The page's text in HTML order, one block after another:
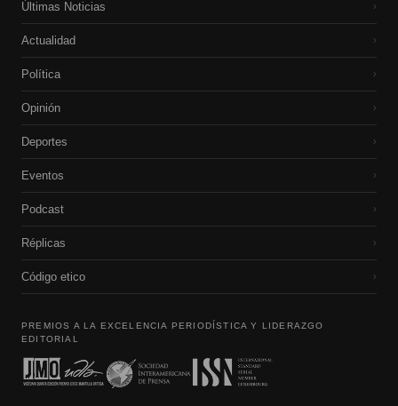
Últimas Noticias ›
Actualidad ›
Política ›
Opinión ›
Deportes ›
Eventos ›
Podcast ›
Réplicas ›
Código etico ›
PREMIOS A LA EXCELENCIA PERIODÍSTICA Y LIDERAZGO
EDITORIAL